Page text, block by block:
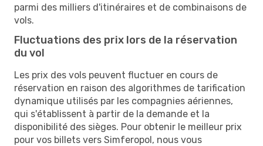
parmi des milliers d'itinéraires et de combinaisons de
vols.
Fluctuations des prix lors de la réservation
du vol
Les prix des vols peuvent fluctuer en cours de
réservation en raison des algorithmes de tarification
dynamique utilisés par les compagnies aériennes,
qui s'établissent à partir de la demande et la
disponibilité des sièges. Pour obtenir le meilleur prix
pour vos billets vers Simferopol, nous vous